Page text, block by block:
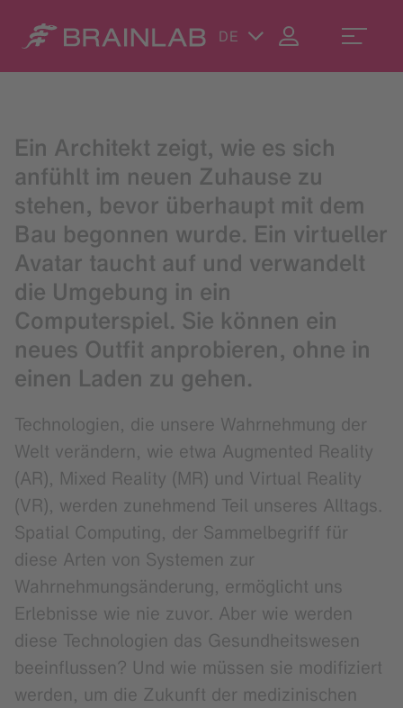
DE
Ein Architekt zeigt, wie es sich
anfühlt im neuen Zuhause zu
stehen, bevor überhaupt mit dem
Bau begonnen wurde. Ein virtueller
Avatar taucht auf und verwandelt
die Umgebung in ein
Computerspiel. Sie können ein
neues Outfit anprobieren, ohne in
einen Laden zu gehen.
Technologien, die unsere Wahrnehmung der
Welt verändern, wie etwa Augmented Reality
(AR), Mixed Reality (MR) und Virtual Reality
(VR), werden zunehmend Teil unseres Alltags.
Spatial Computing, der Sammelbegriff für
diese Arten von Systemen zur
Wahrnehmungsänderung, ermöglicht uns
Erlebnisse wie nie zuvor. Aber wie werden
diese Technologien das Gesundheitswesen
beeinflussen? Und wie müssen sie modifiziert
werden, um die Zukunft der medizinischen